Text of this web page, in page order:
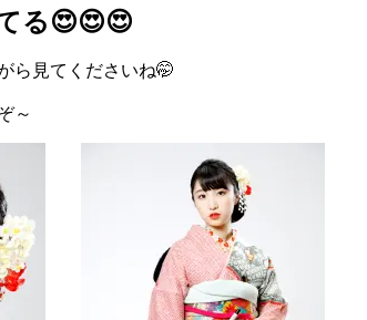
る😍😍😍
ら見てくださいね🤭
～